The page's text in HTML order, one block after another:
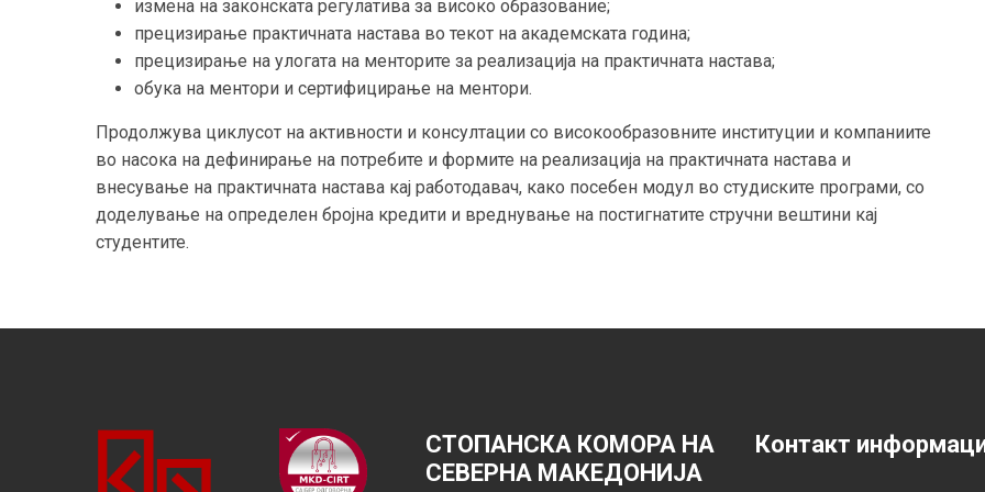
измена на законската регулатива за високо образование;
прецизирање практичната настава во текот на академската година;
прецизирање на улогата на менторите за реализација на практичната настава;
обука на ментори и сертифицирање на ментори.
Продолжува циклусот на активности и консултации со високообразовните институции и компаниите
во насока на дефинирање на потребите и формите на реализација на практичната настава и
внесување на практичната настава кај работодавач, како посебен модул во студиските програми, со
доделување на определен бројна кредити и вреднување на постигнатите стручни вештини кај
студентите.
СТОПАНСКА КОМОРА НА
СЕВЕРНА МАКЕДОНИЈА
Контакт